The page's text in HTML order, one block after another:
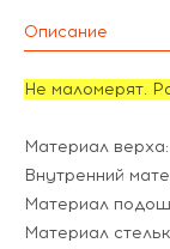
Описание
Не маломерят.
Материал верха:
Внутренний
Материал
Материал